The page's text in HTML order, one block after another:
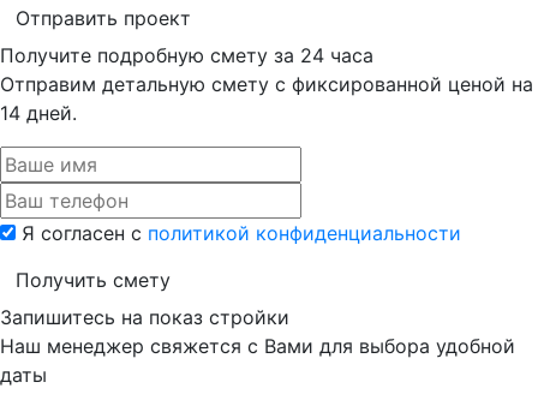
Отправить проект
Получите подробную смету за 24 часа
Отправим детальную смету с фиксированной ценой на
14 дней.
Я согласен с политикой конфиденциальности
Получить смету
Запишитесь на показ стройки
Наш менеджер свяжется с Вами для выбора удобной
даты